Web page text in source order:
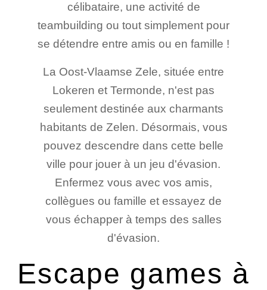
célibataire, une activité de
teambuilding ou tout simplement pour
se détendre entre amis ou en famille !
La Oost-Vlaamse Zele, située entre
Lokeren et Termonde, n'est pas
seulement destinée aux charmants
habitants de Zelen. Désormais, vous
pouvez descendre dans cette belle
ville pour jouer à un jeu d'évasion.
Enfermez vous avec vos amis,
collègues ou famille et essayez de
vous échapper à temps des salles
d'évasion.
Escape games à